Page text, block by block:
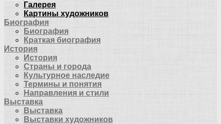
Галерея
Картины художников
Биография
Биография
Краткая биография
История
История
Страны и города
Культурное наследие
Термины и понятия
Направления и стили
Выставка
Выставка
Выставки художников